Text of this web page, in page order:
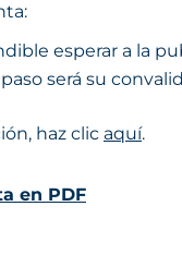
esperar a la
será su
haz clic aquí.
en PDF